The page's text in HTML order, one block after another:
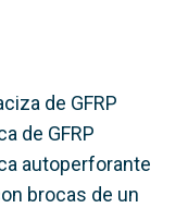
de GFRP
de GFRP
autoperforante
brocas de un